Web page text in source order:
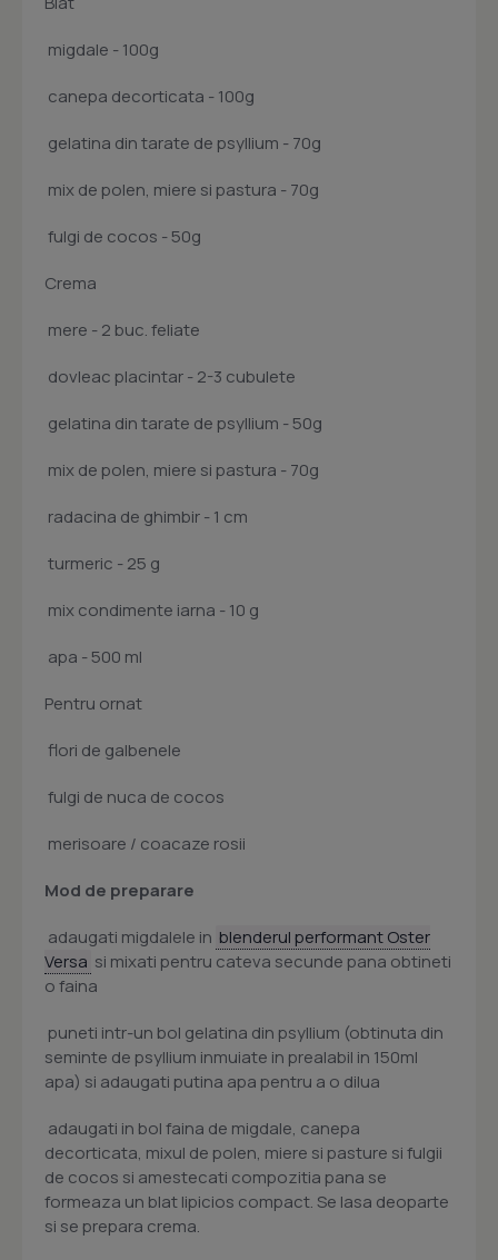
 migdale - 100g
 canepa decorticata - 100g
 gelatina din tarate de psyllium - 70g
 mix de polen, miere si pastura - 70g
 fulgi de cocos - 50g
Crema
 mere - 2 buc. feliate
 dovleac placintar - 2-3 cubulete
 gelatina din tarate de psyllium - 50g
 mix de polen, miere si pastura - 70g
 radacina de ghimbir - 1 cm
 turmeric - 25 g
 mix condimente iarna - 10 g
 apa - 500 ml
Pentru ornat
 flori de galbenele
 fulgi de nuca de cocos
 merisoare / coacaze rosii
Mod de preparare
 adaugati migdalele in blenderul performant Oster
Versa si mixati pentru cateva secunde pana obtineti
o faina
 puneti intr-un bol gelatina din psyllium (obtinuta din
seminte de psyllium inmuiate in prealabil in 150ml
apa) si adaugati putina apa pentru a o dilua
 adaugati in bol faina de migdale, canepa
decorticata, mixul de polen, miere si pasture si fulgii
de cocos si amestecati compozitia pana se
formeaza un blat lipicios compact. Se lasa deoparte
si se prepara crema.